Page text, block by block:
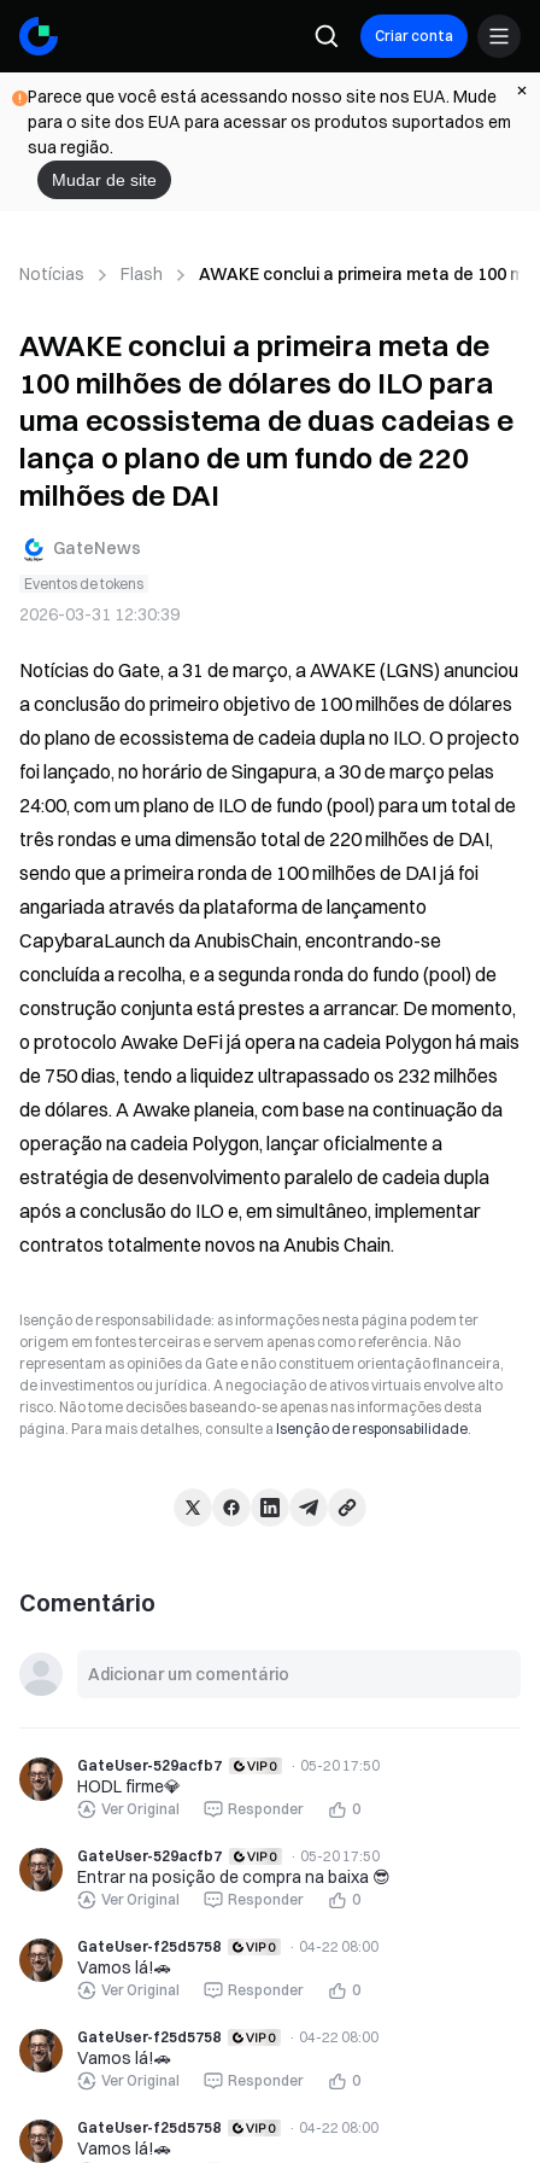
Criar conta
Parece que você está acessando nosso site nos EUA. Mude
para o site dos EUA para acessar os produtos suportados em
sua região.
Mudar de site
Notícias Flash AWAKE conclui a primeira meta de 100
AWAKE conclui a primeira meta de
100 milhões de dólares do ILO para
uma ecossistema de duas cadeias e
lança o plano de um fundo de 220
milhões de DAI
GateNews
Eventos de tokens
2026-03-31 12:30:39
Notícias do Gate, a 31 de março, a AWAKE (LGNS) anunciou
a conclusão do primeiro objetivo de 100 milhões de dólares
do plano de ecossistema de cadeia dupla no ILO. O projecto
foi lançado, no horário de Singapura, a 30 de março pelas
24:00, com um plano de ILO de fundo (pool) para um total de
três rondas e uma dimensão total de 220 milhões de DAI,
sendo que a primeira ronda de 100 milhões de DAI já foi
angariada através da plataforma de lançamento
CapybaraLaunch da AnubisChain, encontrando-se
concluída a recolha, e a segunda ronda do fundo (pool) de
construção conjunta está prestes a arrancar. De momento,
o protocolo Awake DeFi já opera na cadeia Polygon há mais
de 750 dias, tendo a liquidez ultrapassado os 232 milhões
de dólares. A Awake planeia, com base na continuação da
operação na cadeia Polygon, lançar oficialmente a
estratégia de desenvolvimento paralelo de cadeia dupla
após a conclusão do ILO e, em simultâneo, implementar
contratos totalmente novos na Anubis Chain.
Isenção de responsabilidade: as informações nesta página podem ter
origem em fontes terceiras e servem apenas como referência. Não
representam as opiniões da Gate e não constituem orientação financeira,
de investimentos ou jurídica. A negociação de ativos virtuais envolve alto
risco. Não tome decisões baseando-se apenas nas informações desta
página. Para mais detalhes, consulte a Isenção de responsabilidade.
Comentário
GateUser-529acfb7 · 05-20 17:50
HODL firme💎
Ver Original Responder 0
GateUser-529acfb7 · 05-20 17:50
Entrar na posição de compra na baixa 😎
Ver Original Responder 0
GateUser-f25d5758 · 04-22 08:00
Vamos lá!🚗
Ver Original Responder 0
GateUser-f25d5758 · 04-22 08:00
Vamos lá!🚗
Ver Original Responder 0
GateUser-f25d5758 · 04-22 08:00
Vamos lá!🚗